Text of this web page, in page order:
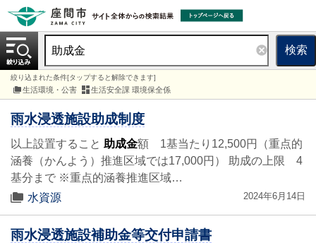
検索
絞り込まれた条件[タップすると解除できます]
生活環境・公害 生活安全課 環境保全係
雨水浸透施設助成制度
以上設置すること 助成金額 1基当たり12,500円（重点的
涵養（かんよう）推進区域では17,000円） 助成の上限 4
基分まで ※重点的涵養推進区域…
水資源
2024年6月14日
雨水浸透施設補助金等交付申請書